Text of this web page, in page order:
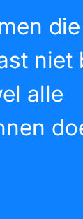
die
niet
alle